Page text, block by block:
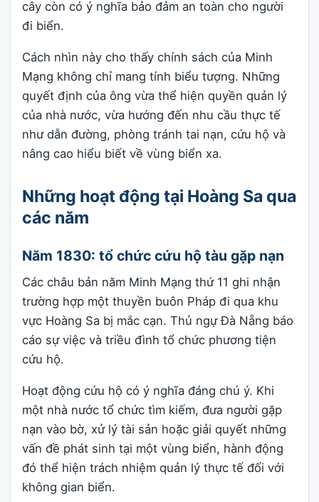
cây còn có ý nghĩa bảo đảm an toàn cho người
đi biển.
Cách nhìn này cho thấy chính sách của Minh
Mạng không chỉ mang tính biểu tượng. Những
quyết định của ông vừa thể hiện quyền quản lý
của nhà nước, vừa hướng đến nhu cầu thực tế
như dẫn đường, phòng tránh tai nạn, cứu hộ và
nâng cao hiểu biết về vùng biển xa.
Những hoạt động tại Hoàng Sa qua
các năm
Năm 1830: tổ chức cứu hộ tàu gặp nạn
Các châu bản năm Minh Mạng thứ 11 ghi nhận
trường hợp một thuyền buôn Pháp đi qua khu
vực Hoàng Sa bị mắc cạn. Thủ ngự Đà Nẵng báo
cáo sự việc và triều đình tổ chức phương tiện
cứu hộ.
Hoạt động cứu hộ có ý nghĩa đáng chú ý. Khi
một nhà nước tổ chức tìm kiếm, đưa người gặp
nạn vào bờ, xử lý tài sản hoặc giải quyết những
vấn đề phát sinh tại một vùng biển, hành động
đó thể hiện trách nhiệm quản lý thực tế đối với
không gian biển.